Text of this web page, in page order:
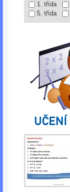
1. třída
5. třída